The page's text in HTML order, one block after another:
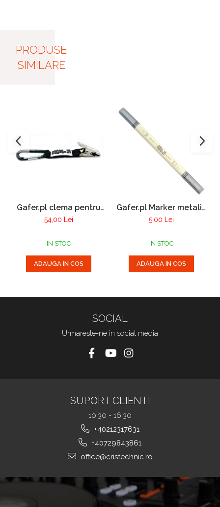
PRODUSE
SIMILARE
Gafer.pl clema pentru
manusi
54,00 Lei
IN STOC
ADAUGA IN COS
Gafer.pl Marker metalic
cu 2 varfuri
5,00 Lei
IN STOC
ADAUGA IN COS
SOCIAL
Urmareste-ne in social media
SUPORT CLIENTI
10:30 - 16:30
+40212317631
+40729843861
office@cristechnic.ro